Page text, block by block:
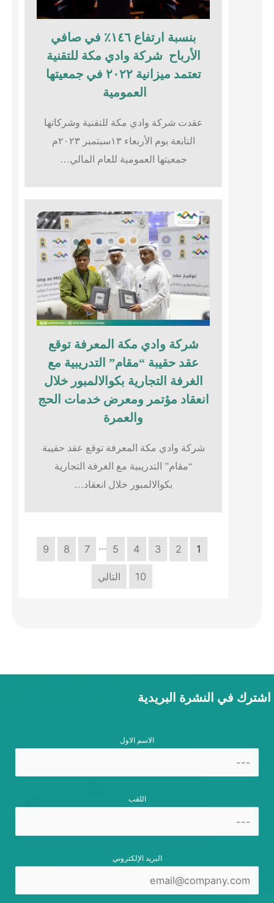
بنسبة ارتفاع ١٤٦٪؜ في صافي
الأرباح شركة وادي مكة للتقنية
تعتمد ميزانية ٢٠٢٢ في جمعيتها
العمومية
عقدت شركة وادي مكة للتقنية وشركاتها
التابعة يوم الأربعاء ١٣سبتمبر ٢٠٢٣م
جمعيتها العمومية للعام المالي…
شركة وادي مكة المعرفة توقع
عقد حقيبة “مقام” التدريبية مع
الغرفة التجارية بكوالالمبور خلال
انعقاد مؤتمر ومعرض خدمات الحج
والعمرة
شركة وادي مكة المعرفة توقع عقد حقيبة
“مقام” التدريبية مع الغرفة التجارية
بكوالالمبور خلال انعقاد…
1
2
3
4
5
…
7
8
9
10 التالي
اشترك في النشرة البريدية
الاسم الاول
اللقب
البريد الإلكتروني